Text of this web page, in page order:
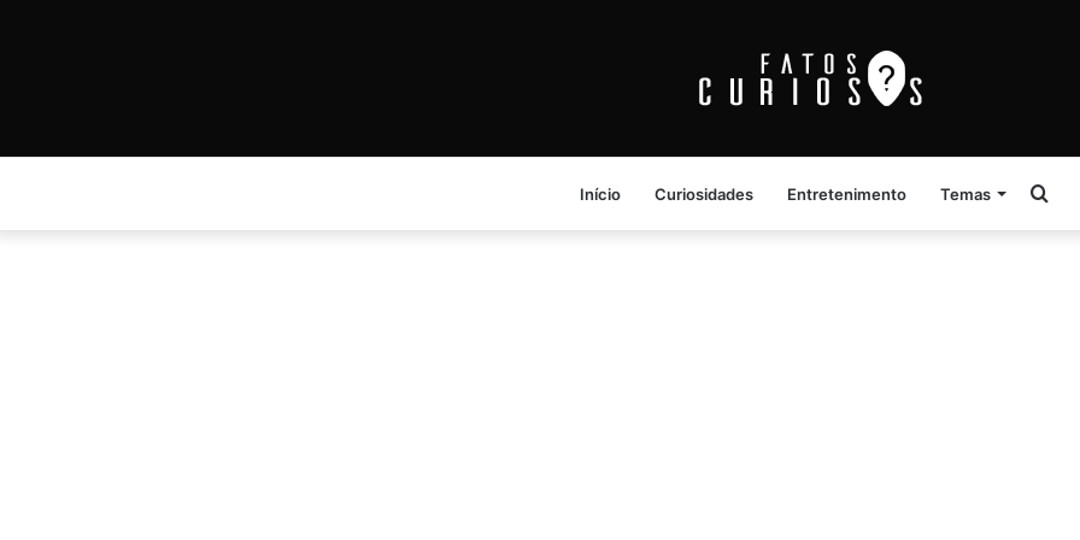
Início Curiosidades Entretenimento Temas